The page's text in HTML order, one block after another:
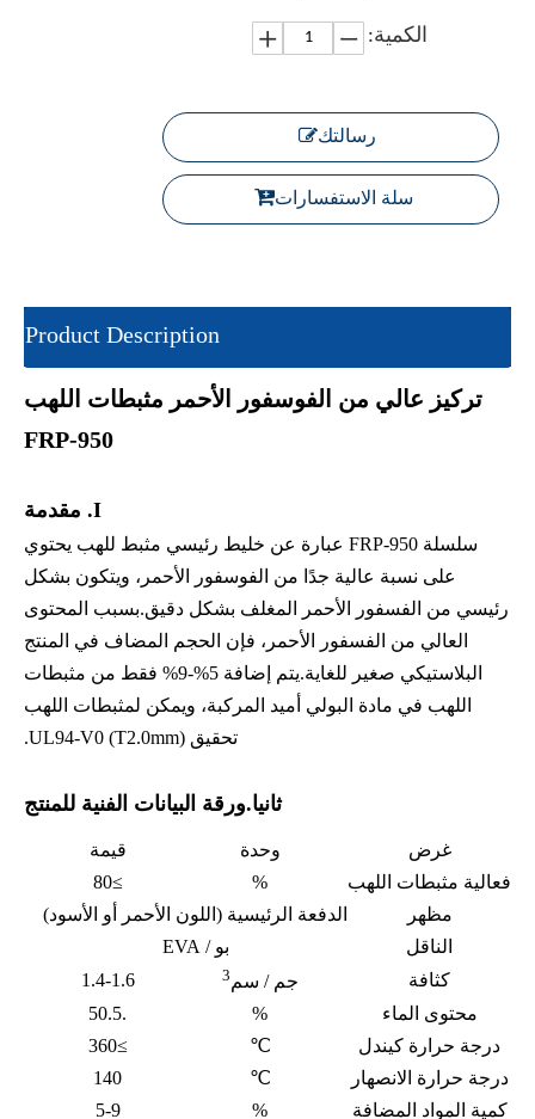
الكمية:
رسالتك
سلة الاستفسارات
Product Description
تركيز عالي من الفوسفور الأحمر مثبطات اللهب
FRP-950
I. مقدمة
سلسلة FRP-950 عبارة عن خليط رئيسي مثبط للهب يحتوي
على نسبة عالية جدًا من الفوسفور الأحمر، ويتكون بشكل
رئيسي من الفسفور الأحمر المغلف بشكل دقيق.بسبب المحتوى
العالي من الفسفور الأحمر، فإن الحجم المضاف في المنتج
البلاستيكي صغير للغاية.يتم إضافة 5%-9% فقط من مثبطات
اللهب في مادة البولي أميد المركبة، ويمكن لمثبطات اللهب
تحقيق UL94-V0 (T2.0mm).
ثانيا.ورقة البيانات الفنية للمنتج
غرض وحدة
قيمة
فعالية مثبطات اللهب
%
≥80
مظهر
الدفعة الرئيسية (اللون الأحمر أو الأسود)
الناقل
بو / EVA
كثافة
جم / سم3
1.4-1.6
محتوى الماء
%
.50.5
درجة حرارة كيندل
℃
≥360
درجة حرارة الانصهار
℃
140
كمية المواد المضافة
%
5-9